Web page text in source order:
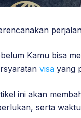
Kamu bisa
visa yang
ini akan
serta